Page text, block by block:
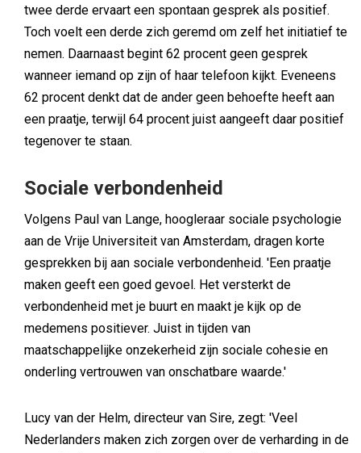
twee derde ervaart een spontaan gesprek als positief.
Toch voelt een derde zich geremd om zelf het initiatief te
nemen. Daarnaast begint 62 procent geen gesprek
wanneer iemand op zijn of haar telefoon kijkt. Eveneens
62 procent denkt dat de ander geen behoefte heeft aan
een praatje, terwijl 64 procent juist aangeeft daar positief
tegenover te staan.
Sociale verbondenheid
Volgens Paul van Lange, hoogleraar sociale psychologie
aan de Vrije Universiteit van Amsterdam, dragen korte
gesprekken bij aan sociale verbondenheid. 'Een praatje
maken geeft een goed gevoel. Het versterkt de
verbondenheid met je buurt en maakt je kijk op de
medemens positiever. Juist in tijden van
maatschappelijke onzekerheid zijn sociale cohesie en
onderling vertrouwen van onschatbare waarde.'
Lucy van der Helm, directeur van Sire, zegt: 'Veel
Nederlanders maken zich zorgen over de verharding in de